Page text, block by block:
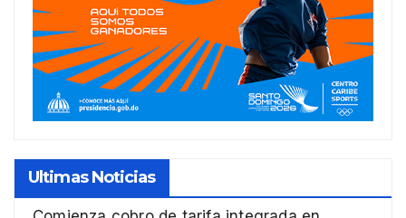
Ultimas Noticias